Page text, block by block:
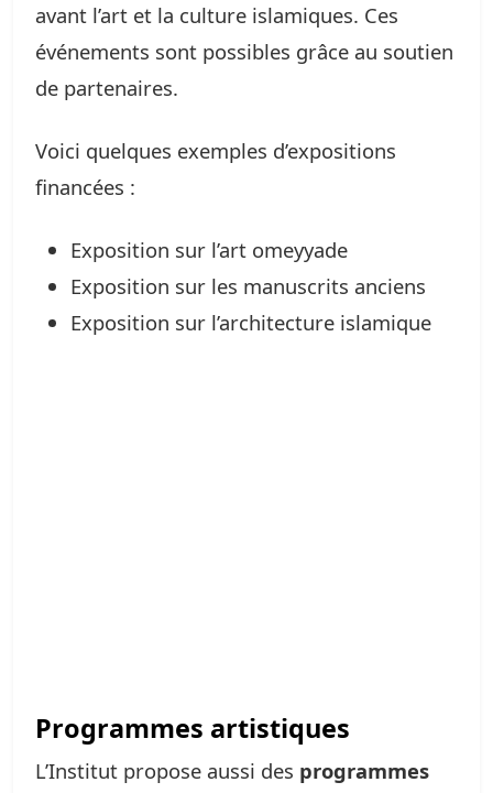
avant l’art et la culture islamiques. Ces
événements sont possibles grâce au soutien
de partenaires.
Voici quelques exemples d’expositions
financées :
Exposition sur l’art omeyyade
Exposition sur les manuscrits anciens
Exposition sur l’architecture islamique
Programmes artistiques
L’Institut propose aussi des programmes